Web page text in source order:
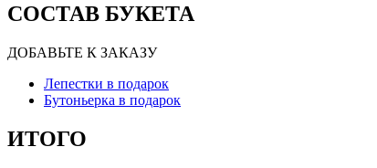
СОСТАВ БУКЕТА
ДОБАВЬТЕ К ЗАКАЗУ
Лепестки в подарок
Бутоньерка в подарок
ИТОГО